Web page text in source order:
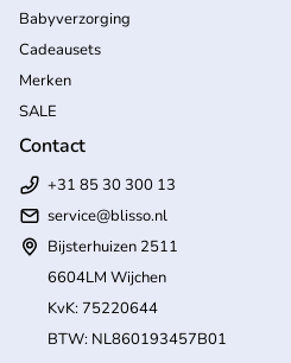
Babyverzorging
Cadeausets
Merken
SALE
Contact
+31 85 30 300 13
service@blisso.nl
Bijsterhuizen 2511
6604LM Wijchen
KvK: 75220644
BTW: NL860193457B01